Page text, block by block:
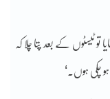
تو ٹیسٹوں کے بعد پتا چلا کہ
ہو چکی ہوں۔‘